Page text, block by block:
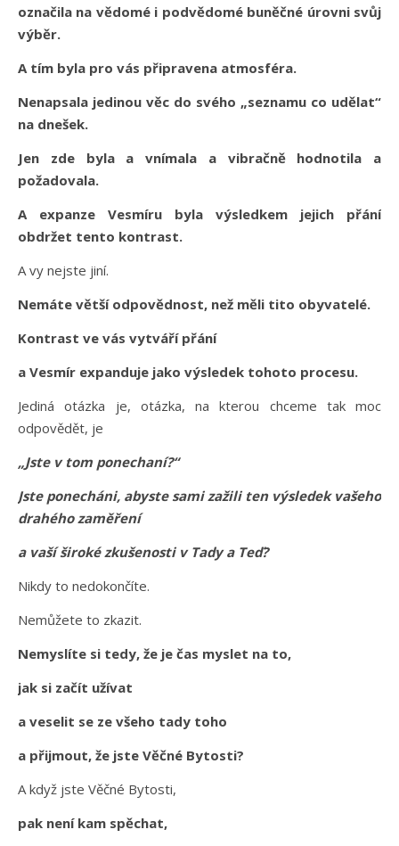
označila na vědomé i podvědomé buněčné úrovni svůj
výběr.
A tím byla pro vás připravena atmosféra.
Nenapsala jedinou věc do svého „seznamu co udělat“
na dnešek.
Jen zde byla a vnímala a vibračně hodnotila a
požadovala.
A expanze Vesmíru byla výsledkem jejich přání
obdržet tento kontrast.
A vy nejste jiní.
Nemáte větší odpovědnost, než měli tito obyvatelé.
Kontrast ve vás vytváří přání
a Vesmír expanduje jako výsledek tohoto procesu.
Jediná otázka je, otázka, na kterou chceme tak moc
odpovědět, je
„Jste v tom ponechaní?“
Jste ponecháni, abyste sami zažili ten výsledek vašeho
drahého zaměření
a vaší široké zkušenosti v Tady a Teď?
Nikdy to nedokončíte.
Nemůžete to zkazit.
Nemyslíte si tedy, že je čas myslet na to,
jak si začít užívat
a veselit se ze všeho tady toho
a přijmout, že jste Věčné Bytosti?
A když jste Věčné Bytosti,
pak není kam spěchat,